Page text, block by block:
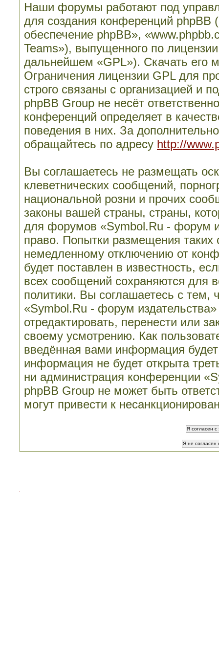
Наши форумы работают под
для создания конференций
обеспечение phpBB»,
Teams»), выпущенного по
дальнейшем «GPL»). Скачать его
Ограничения лицензии GPL для
строго связаны с организацией и
phpBB Group не несёт
конференций определяет в
поведения в них. За
обращайтесь по адресу http://
Вы соглашаетесь не размещать
клеветнических сообщений,
национальной розни и прочих
законы вашей страны, страны,
для форумов «Symbol.Ru - форум
право. Попытки размещения
немедленному отключению от
будет поставлен в известность,
всех сообщений сохраняются для
политики. Вы соглашаетесь с
«Symbol.Ru - форум
отредактировать, перенести или
своему усмотрению. Как
введённая вами информация
информация не будет открыта
ни администрация конференции
phpBB Group не может быть
могут привести к